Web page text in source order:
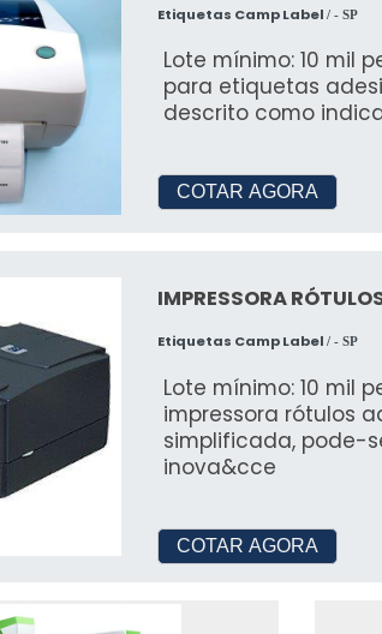
Etiquetas Camp Label/ - SP
Lote mínimo: 10 mil
para etiquetas
descrito como
COTAR AGORA
IMPRESSORA
Etiquetas Camp Label/ - SP
Lote mínimo: 10 mil
impressora rótulos
simplificada, pode-
inova&cce
COTAR AGORA